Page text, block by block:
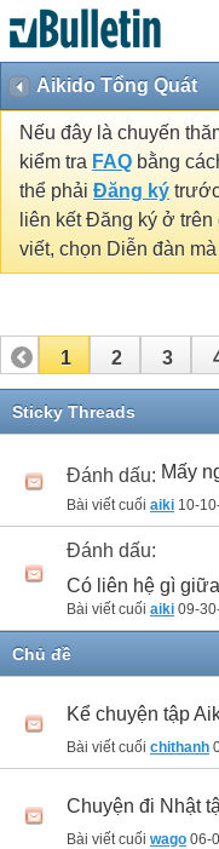
Aikido Tổng Quát
Nếu đây là chuyến
kiểm tra FAQ bằng
thể phải Đăng ký
liên kết Đăng ký ở
viết, chọn Diễn đàn
1 2 3
Sticky Threads
Đánh dấu: Mấy
Bài viết cuối aiki 10-
Đánh dấu:
Có liên hệ gì
Bài viết cuối aiki 09-
Chủ đề
Kể chuyện tập
Bài viết cuối chithanh
Chuyện đi Nhật
Bài viết cuối wago 06-